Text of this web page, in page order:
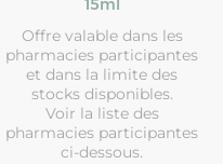
15ml
Offre valable dans les
pharmacies participantes
et dans la limite des
stocks disponibles.
Voir la liste des
pharmacies participantes
ci-dessous.